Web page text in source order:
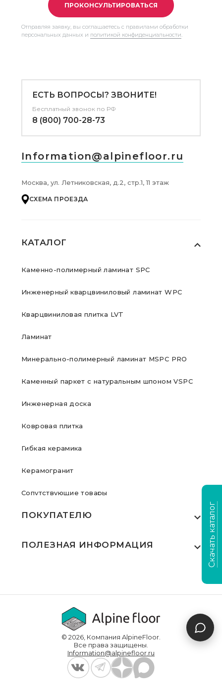
ПРОКОНСУЛЬТИРОВАТЬСЯ
Отправляя заявку, вы соглашаетесь с правилами обработки
персональных данных и политикой конфиденциальности.
КАТАЛОГ
Каменно-полимерный ламинат SPC
Инженерный кварцвиниловый ламинат WPC
Кварцвиниловая плитка LVT
Ламинат
Минерально-полимерный ламинат MSPC PRO
Каменный паркет с натуральным шпоном VSPC
Инженерная доска
Ковровая плитка
Гибкая керамика
Керамогранит
Сопутствующие товары
ПОКУПАТЕЛЮ
Где купить
Выполненные проекты
Доставка и оплата
ПОЛЕЗНАЯ ИНФОРМАЦИЯ
Видеообзоры
Для дилеров
Инструкции по укладке
Часто задаваемые вопросы
ЕСТЬ ВОПРОСЫ? ЗВОНИТЕ!
Бесплатный звонок по РФ
8 (800) 700-28-73
Information@alpinefloor.ru
Москва, ул. Летниковская, д.2, стр.1, 11 этаж
СХЕМА ПРОЕЗДА
© 2026, Компания AlpineFloor.
Все права защищены.
Information@alpinefloor.ru
Скачать каталог